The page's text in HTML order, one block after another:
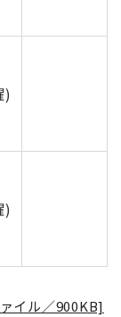
)
)
イル／900KB]